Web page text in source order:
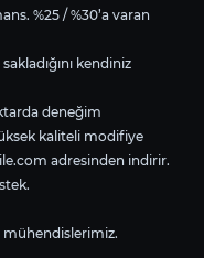
%25 / %30’a varan
kendiniz
deneğim
kaliteli modifiye
adresinden indirir.
mühendislerimiz.